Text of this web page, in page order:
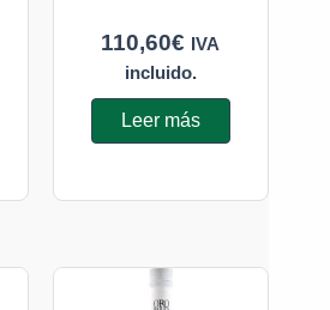
110,60€ IVA
incluido.
Leer más